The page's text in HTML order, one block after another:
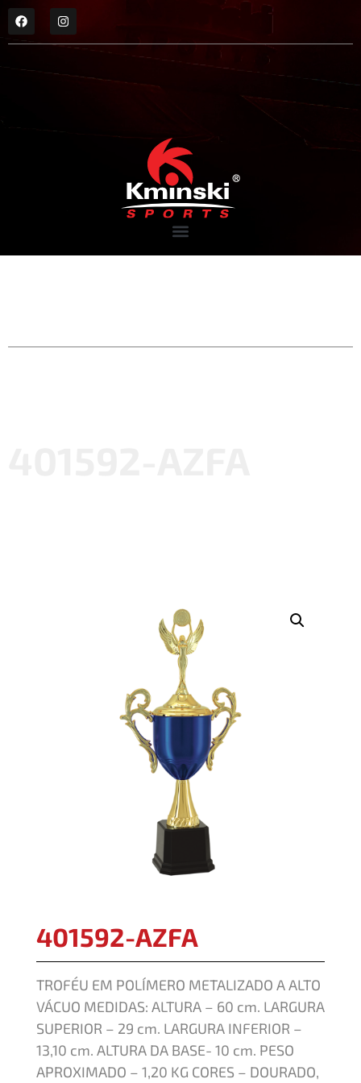
401592-AZFA
TROFÉU EM POLÍMERO METALIZADO A ALTO
VÁCUO MEDIDAS: ALTURA – 60 cm. LARGURA
SUPERIOR – 29 cm. LARGURA INFERIOR –
13,10 cm. ALTURA DA BASE- 10 cm. PESO
APROXIMADO – 1,20 KG CORES – DOURADO,